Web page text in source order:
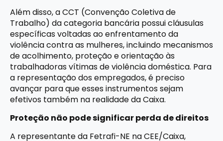
Além disso, a CCT (Convenção Coletiva de
Trabalho) da categoria bancária possui cláusulas
específicas voltadas ao enfrentamento da
violência contra as mulheres, incluindo mecanismos
de acolhimento, proteção e orientação às
trabalhadoras vítimas de violência doméstica. Para
a representação dos empregados, é preciso
avançar para que esses instrumentos sejam
efetivos também na realidade da Caixa.
Proteção não pode significar perda de direitos
A representante da Fetrafi-NE na CEE/Caixa,